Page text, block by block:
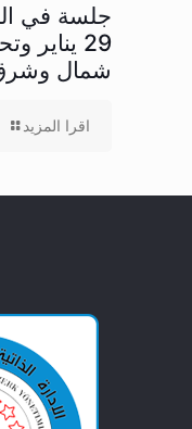
جلسة في
29 يناير
شمال
اقرا المزيد